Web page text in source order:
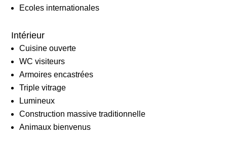
Ecoles internationales
Intérieur
Cuisine ouverte
WC visiteurs
Armoires encastrées
Triple vitrage
Lumineux
Construction massive traditionnelle
Animaux bienvenus